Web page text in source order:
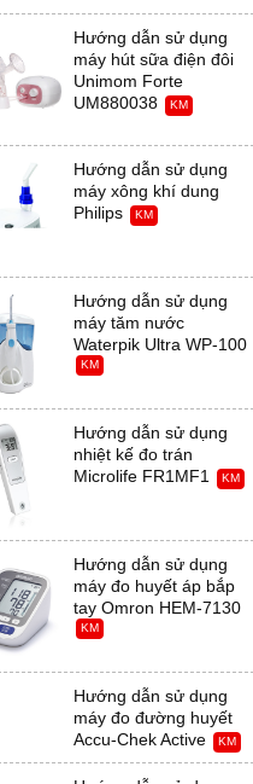
Hướng dẫn sử dụng
máy hút sữa điện đôi
Unimom Forte
UM880038
KM
Hướng dẫn sử dụng
máy xông khí dung
Philips
KM
Hướng dẫn sử dụng
máy tăm nước
Waterpik Ultra WP-100
KM
Hướng dẫn sử dụng
nhiệt kế đo trán
Microlife FR1MF1
KM
Hướng dẫn sử dụng
máy đo huyết áp bắp
tay Omron HEM-7130
KM
Hướng dẫn sử dụng
máy đo đường huyết
Accu-Chek Active
KM